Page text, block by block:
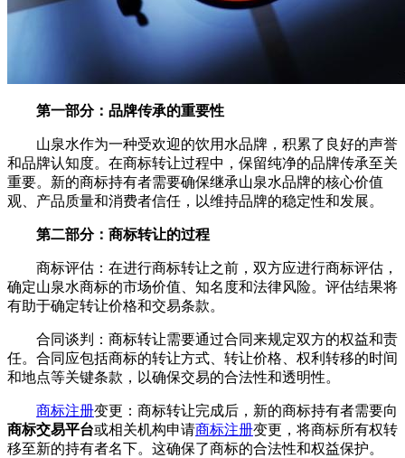
第一部分：品牌传承的重要性
山泉水作为一种受欢迎的饮用水品牌，积累了良好的声誉
和品牌认知度。在商标转让过程中，保留纯净的品牌传承至关
重要。新的商标持有者需要确保继承山泉水品牌的核心价值
观、产品质量和消费者信任，以维持品牌的稳定性和发展。
第二部分：商标转让的过程
商标评估：在进行商标转让之前，双方应进行商标评估，
确定山泉水商标的市场价值、知名度和法律风险。评估结果将
有助于确定转让价格和交易条款。
合同谈判：商标转让需要通过合同来规定双方的权益和责
任。合同应包括商标的转让方式、转让价格、权利转移的时间
和地点等关键条款，以确保交易的合法性和透明性。
商标注册变更：商标转让完成后，新的商标持有者需要向
商标交易平台或相关机构申请商标注册变更，将商标所有权转
移至新的持有者名下。这确保了商标的合法性和权益保护。